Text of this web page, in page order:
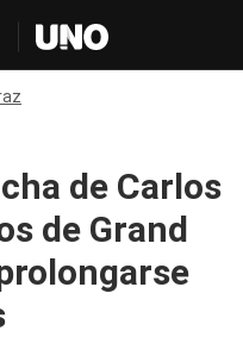
de Carlos
de Grand